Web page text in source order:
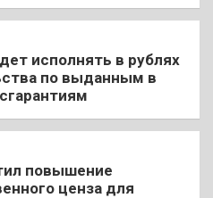
исполнять в рублях
по выданным в
повышение
ценза для